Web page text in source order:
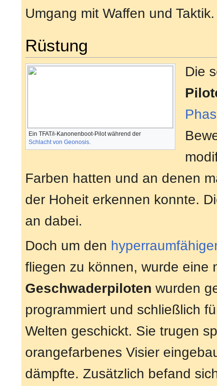
Umgang mit Waffen und Taktik.
Rüstung
Ein TFAT/i-Kanonenboot-Pilot während der
Schlacht von Geonosis.
Die
Farben hatten und an denen
der Hoheit erkennen konnte.
an dabei.
Doch um den
fliegen zu können, wurde eine
Geschwaderpiloten wurden
programmiert und schließlich
Welten geschickt. Sie trugen
orangefarbenes Visier
dämpfte. Zusätzlich befand